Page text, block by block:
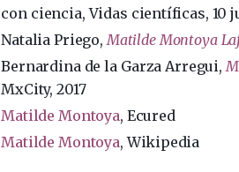
con ciencia, Vidas científicas, 10
Natalia Priego, Matilde Montoya
Bernardina de la Garza Arregui,
MxCity, 2017
Matilde Montoya, Ecured
Matilde Montoya, Wikipedia